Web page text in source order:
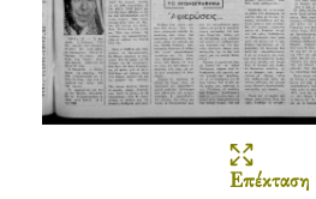
Επέκταση